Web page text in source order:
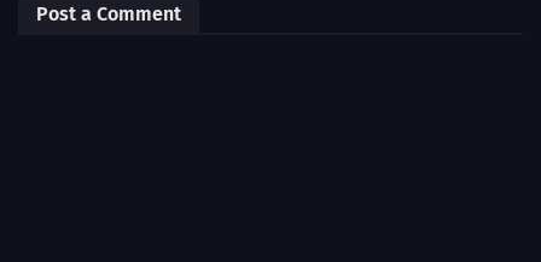
Post a Comment